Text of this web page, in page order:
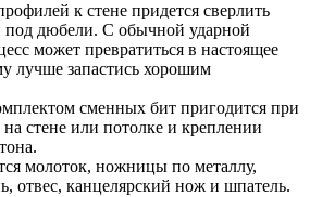
к стене придется сверлить
под дюбели. С обычной ударной
может превратиться в настоящее
лучше запастись хорошим
сменных бит пригодится при
стене или потолке и креплении
молоток, ножницы по металлу,
отвес, канцелярский нож и шпатель.